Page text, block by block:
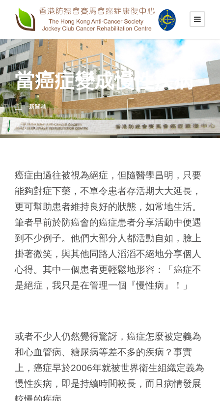
當癌症變成慢性疾病
新聞稿
癌症由過往被視為絕症，但隨醫學昌明，只要
能夠對症下藥，不單令患者存活期大大延長，
更可幫助患者維持良好的狀態，如常地生活。
筆者早前於防癌會的癌症患者分享活動中便遇
到不少例子。他們大部分人都活動自如，臉上
掛著微笑，與其他同路人滔滔不絕地分享個人
心得。其中一個患者更輕鬆地形容：「癌症不
是絕症，我只是在管理一個『慢性病』！」
或者不少人仍然覺得驚訝，癌症怎麼被定義為
和心血管病、糖尿病等差不多的疾病？事實
上，癌症早於2006年就被世界衛生組織定義為
慢性疾病，即是持續時間較長，而且病情發展